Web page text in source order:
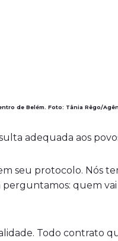
de Belém. Foto: Tânia Rêgo/
adequada aos
seu protocolo. Nós
perguntamos: quem
Todo contrato